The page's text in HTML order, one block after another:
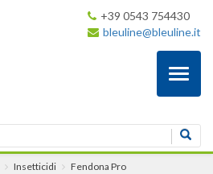
+39 0543 754430
bleuline@bleuline.it
Insetticidi Fendona Pro